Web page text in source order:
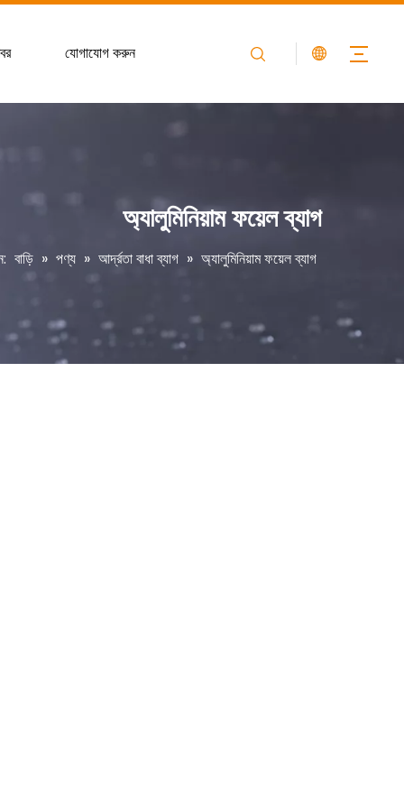
যোগাযোগ করুন
অ্যালুমিনিয়াম ফয়েল ব্যাগ
বাড়ি » পণ্য » আর্দ্রতা বাধা ব্যাগ » অ্যালুমিনিয়াম ফয়েল ব্যাগ